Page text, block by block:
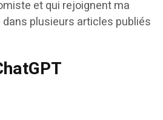
et qui rejoignent ma
plusieurs articles publiés